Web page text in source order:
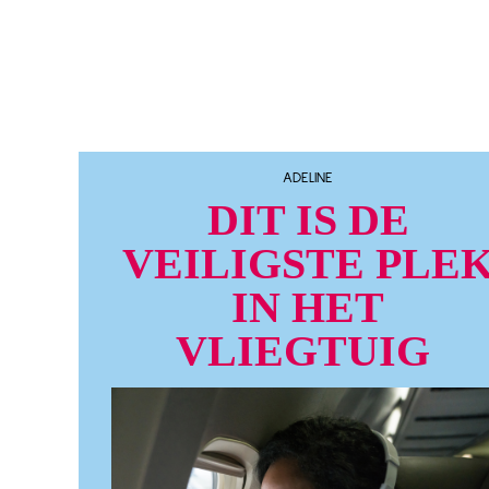
ADELINE
DIT IS DE
VEILIGSTE
IN HET
VLIEGTUIG